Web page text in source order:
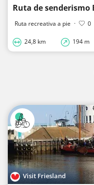
Ruta recreativa a pie · 0
24,8 km 194 m
Visit Friesland